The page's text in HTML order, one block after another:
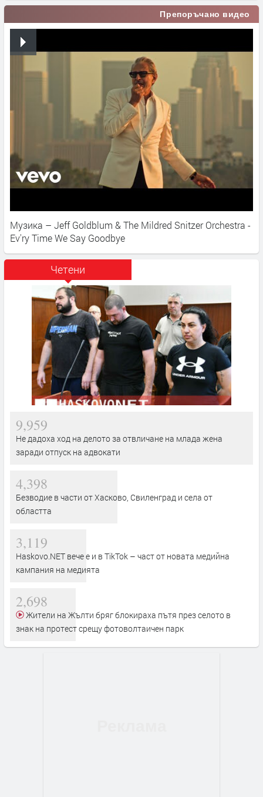
Препоръчано видео
Музика – Jeff Goldblum & The Mildred Snitzer Orchestra -
Ev'ry Time We Say Goodbye
Четени
9,959
Не дадоха ход на делото за отвличане на млада жена
заради отпуск на адвокати
4,398
Безводие в части от Хасково, Свиленград и села от
областта
3,119
Haskovo.NET вече е и в TikTok – част от новата медийна
кампания на медията
2,698
знак на протест срещу фотоволтаичен парк